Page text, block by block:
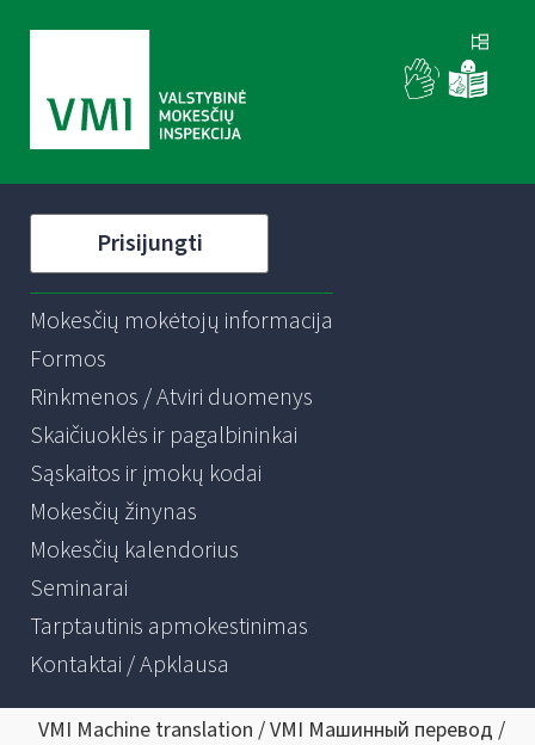
Prisijungti
Mokesčių mokėtojų informacija
Formos
Rinkmenos / Atviri duomenys
Skaičiuoklės ir pagalbininkai
Sąskaitos ir įmokų kodai
Mokesčių žinynas
Mokesčių kalendorius
Seminarai
Tarptautinis apmokestinimas
Kontaktai / Apklausa
VMI Machine translation / VMI Машинный перевод /